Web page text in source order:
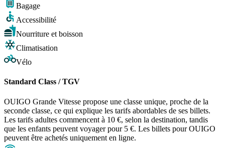
Bagage
Accessibilité
Nourriture et boisson
Climatisation
Vélo
Standard Class / TGV
OUIGO Grande Vitesse propose une classe unique, proche de la
seconde classe, ce qui explique les tarifs abordables de ses billets.
Les tarifs adultes commencent à 10 €, selon la destination, tandis
que les enfants peuvent voyager pour 5 €. Les billets pour OUIGO
peuvent être achetés uniquement en ligne.